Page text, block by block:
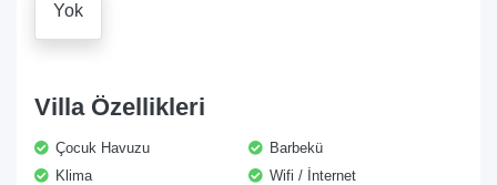
Yok
Villa Özellikleri
Çocuk Havuzu
Barbekü
Klima
Wifi / İnternet